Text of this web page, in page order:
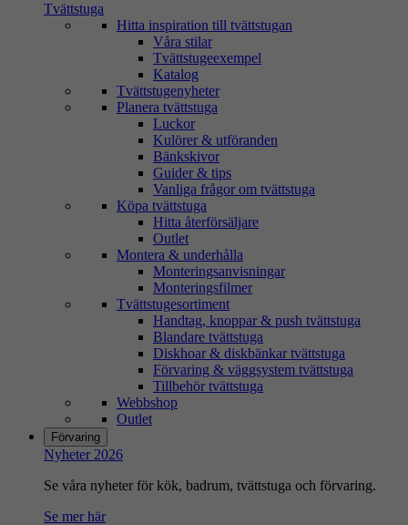
Tvättstuga
Hitta inspiration till tvättstugan
Våra stilar
Tvättstugeexempel
Katalog
Tvättstugenyheter
Planera tvättstuga
Luckor
Kulörer & utföranden
Bänkskivor
Guider & tips
Vanliga frågor om tvättstuga
Köpa tvättstuga
Hitta återförsäljare
Outlet
Montera & underhålla
Monteringsanvisningar
Monteringsfilmer
Tvättstugesortiment
Handtag, knoppar & push tvättstuga
Blandare tvättstuga
Diskhoar & diskbänkar tvättstuga
Förvaring & väggsystem tvättstuga
Tillbehör tvättstuga
Webbshop
Outlet
Förvaring
Nyheter 2026
Se våra nyheter för kök, badrum, tvättstuga och förvaring.
Se mer här